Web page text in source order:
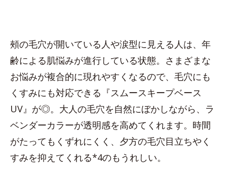
頰の毛穴が開いている人や涙型に見える人は、年
齢による肌悩みが進行している状態。さまざまな
お悩みが複合的に現れやすくなるので、毛穴にも
くすみにも対応できる『スムースキープベース
UV』が◎。大人の毛穴を自然にぼかしながら、ラ
ベンダーカラーが透明感を高めてくれます。時間
がたってもくずれにくく、夕方の毛穴目立ちやく
すみを抑えてくれる*4のもうれしい。